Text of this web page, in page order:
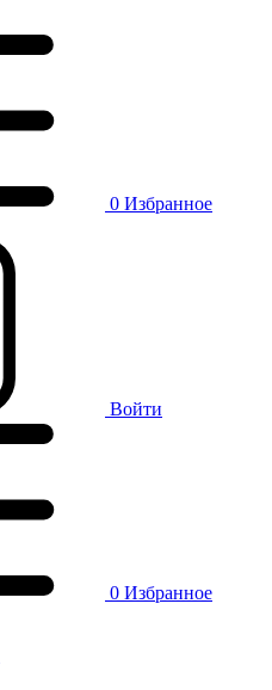
0 Избранное
Войти
0 Избранное